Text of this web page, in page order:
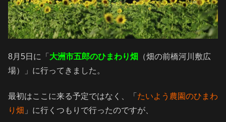
8月5日に「 大洲市五郎のひまわり畑
（畑の前橋河川敷広
場）」に行ってきました。
最初はここに来る予定ではなく、「 たいよう農園のひまわ
り畑 」に行くつもりで行ったのですが、